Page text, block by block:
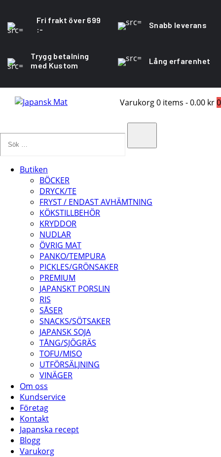
Fri frakt över 699
:-
Snabb leverans
Trygg betalning
med Kustom
Lång erfarenhet
Varukorg0 items -0.00 kr0
Butiken
BÖCKER
DRYCK/TE
FRYST / ENDAST AVHÄMTNING
KÖKSTILLBEHÖR
KRYDDOR
NUDLAR
ÖVRIG MAT
PANKO/TEMPURA
PICKLES/GRÖNSAKER
PREMIUM
JAPANSKT PORSLIN
RIS
SÅSER
SNACKS/SÖTSAKER
JAPANSK SOJA
TÅNG/SJÖGRÄS
TOFU/MISO
UTFÖRSÄLJNING
VINÄGER
Om oss
Kundservice
Företag
Kontakt
Japanska recept
Blogg
Varukorg